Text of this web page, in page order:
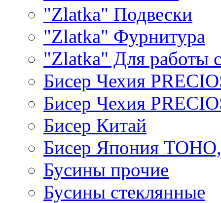
"Zlatka" Подвески
"Zlatka" Фурнитура
"Zlatka" Для работы
Бисер Чехия
Бисер Чехия
Бисер Китай
Бисер Япония
Бусины прочие
Бусины стеклянные